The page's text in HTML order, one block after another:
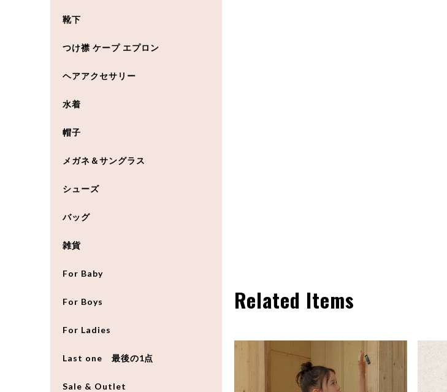
Related Items
靴下
つけ襟 ケープ エプロン
ヘアアクセサリー
水着
帽子
メガネ＆サングラス
シューズ
バッグ
雑貨
For Baby
For Boys
For Ladies
Last one 最後の1点
Sale & Outlet